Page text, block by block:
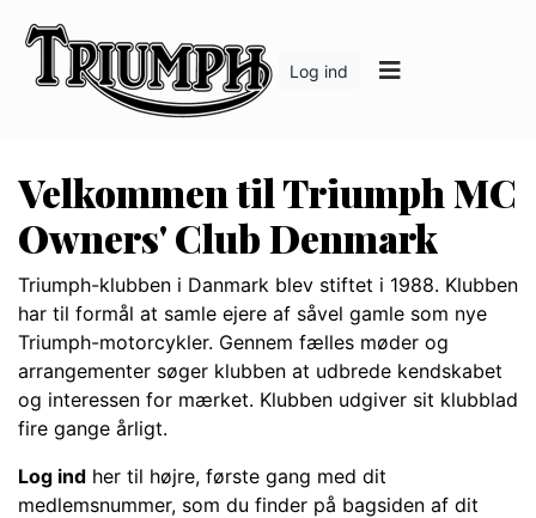
Log ind
Velkommen til Triumph MC
Owners' Club Denmark
Triumph-klubben i Danmark blev stiftet i 1988. Klubben
har til formål at samle ejere af såvel gamle som nye
Triumph-motorcykler. Gennem fælles møder og
arrangementer søger klubben at udbrede kendskabet
og interessen for mærket. Klubben udgiver sit klubblad
fire gange årligt.
Log ind her til højre, første gang med dit
medlemsnummer, som du finder på bagsiden af dit